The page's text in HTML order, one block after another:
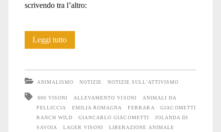
scrivendo tra l’altro:
Leggi tuttoLiberati
notte
del
ANIMALISMO NOTIZIE NOTIZIE SULL'ATTIVISMO
800 VISONI ALLEVAMENTO VISONI
ANIMALI DA
PELLICCIA
EMILIA ROMAGNA FERRARA
GIACOMETTI
RANCH WILD
GIANCARLO GIACOMETTI
JOLANDA DI
SAVOIA
LAGER VISONI
LIBERAZIONE ANIMALE